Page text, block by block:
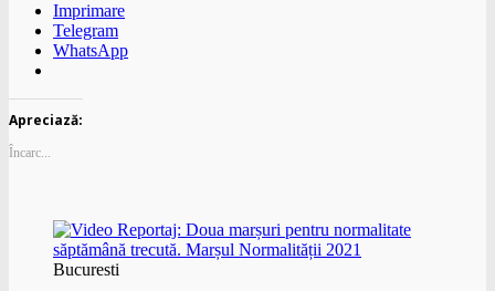
Imprimare
Telegram
WhatsApp
Apreciază:
Încarc...
Bucuresti